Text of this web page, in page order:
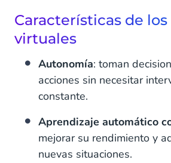
Características de
virtuales
Autonomía: toman
acciones sin necesitar
constante.
Aprendizaje automático
mejorar su rendimiento y
nuevas situaciones.